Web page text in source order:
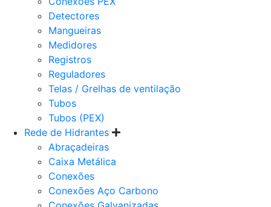
Detectores
Mangueiras
Medidores
Registros
Reguladores
Telas / Grelhas de ventilação
Tubos
Tubos (PEX)
Rede de Hidrantes
Abraçadeiras
Caixa Metálica
Conexões
Conexões Aço Carbono